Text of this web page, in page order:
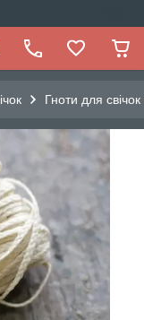
Гноти для свічок